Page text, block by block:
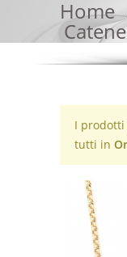
Home
Catene
I
tutti in